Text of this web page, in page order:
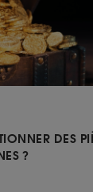
DES
?